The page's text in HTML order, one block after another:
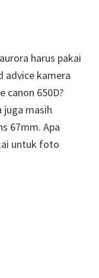
harus pakai
advice kamera
canon 650D?
juga masih
67mm. Apa
untuk foto